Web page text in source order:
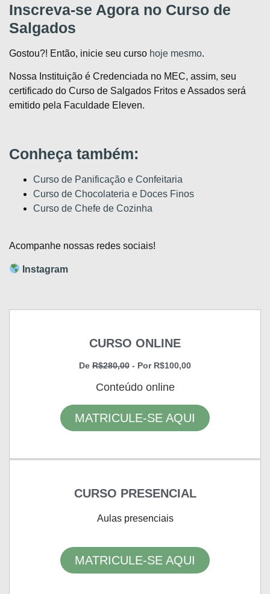
Inscreva-se Agora no Curso de
Salgados
Gostou?! Então, inicie seu curso hoje mesmo.
Nossa Instituição é Credenciada no MEC, assim, seu
certificado do Curso de Salgados Fritos e Assados será
emitido pela Faculdade Eleven.
Conheça também:
Curso de Panificação e Confeitaria
Curso de Chocolateria e Doces Finos
Curso de Chefe de Cozinha
Acompanhe nossas redes sociais!
Instagram
CURSO ONLINE
De R$280,00 - Por R$100,00
Conteúdo online
MATRICULE-SE AQUI
CURSO PRESENCIAL
Aulas presenciais
MATRICULE-SE AQUI